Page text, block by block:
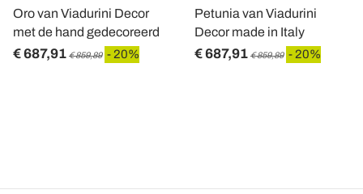
Oro van Viadurini Decor
met de hand gedecoreerd
€ 687,91 € 859,89 - 20%
Petunia van Viadurini
Decor made in Italy
€ 687,91 € 859,89 - 20%